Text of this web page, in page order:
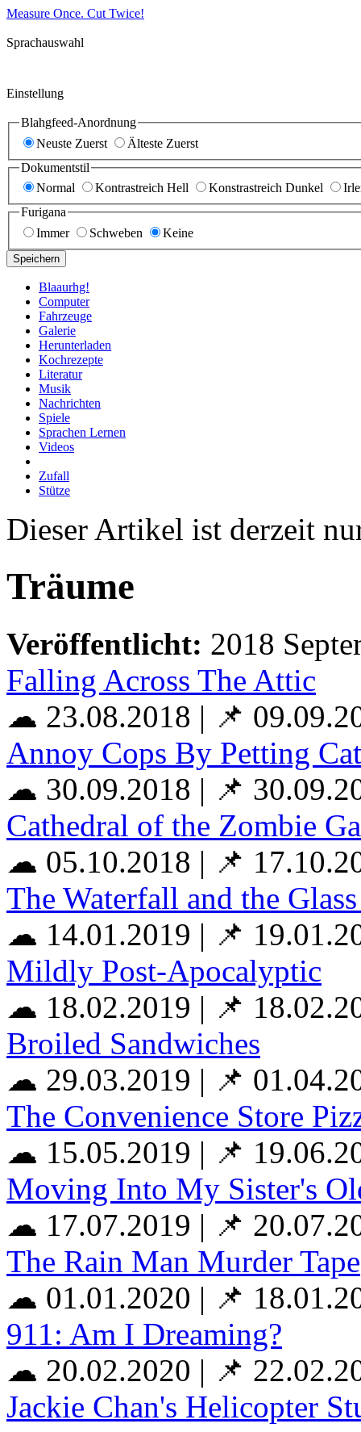
Measure Once. Cut Twice!
Sprachauswahl
Einstellung
Blahgfeed-Anordnung
Neuste Zuerst
Älteste Zuerst
Dokumentstil
Normal
Kontrastreich Hell Konstrastreich Dunkel
Furigana
Immer
Schweben Keine
Speichern
Blaaurhg!
Computer
Fahrzeuge
Galerie
Herunterladen
Kochrezepte
Literatur
Musik
Nachrichten
Spiele
Sprachen Lernen
Videos
Zufall
Stütze
Dieser Artikel ist derzeit
Träume
Veröffentlicht: 2018
Falling Across The Attic
☁ 23.08.2018 | 📌
Annoy Cops By Petting
☁ 30.09.2018 | 📌
Cathedral of the Zombie
☁ 05.10.2018 | 📌
The Waterfall and the
☁ 14.01.2019 | 📌
Mildly Post-Apocalyptic
☁ 18.02.2019 | 📌
Broiled Sandwiches
☁ 29.03.2019 | 📌
The Convenience Store
☁ 15.05.2019 | 📌
Moving Into My Sister's
☁ 17.07.2019 | 📌
The Rain Man Murder Tape
☁ 01.01.2020 | 📌
911: Am I Dreaming?
☁ 20.02.2020 | 📌
Jackie Chan's Helicopter